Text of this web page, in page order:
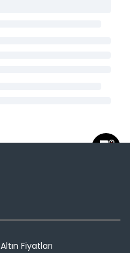
Altın Fiyatları